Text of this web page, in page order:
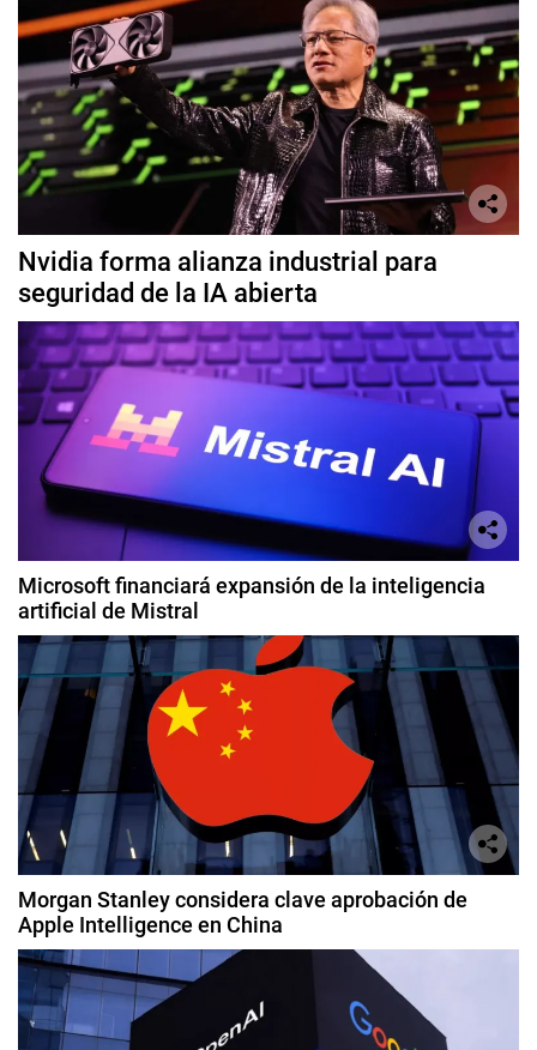
Nvidia forma alianza industrial para
seguridad de la IA abierta
Microsoft financiará expansión de la inteligencia
artificial de Mistral
Morgan Stanley considera clave aprobación de
Apple Intelligence en China